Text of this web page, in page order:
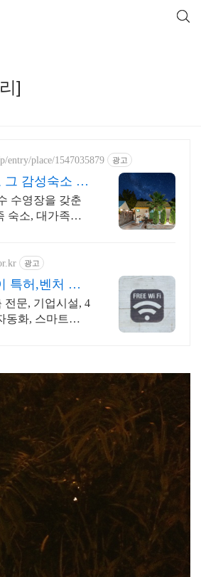
]
entry/place/1547035879 광고
그 감성숙소 제
완벽독채
수영장을 갖춘
숙소, 대가족환
결
광고
특허,벤처 전
전문, 기업시설, 4
동화, 스마트시